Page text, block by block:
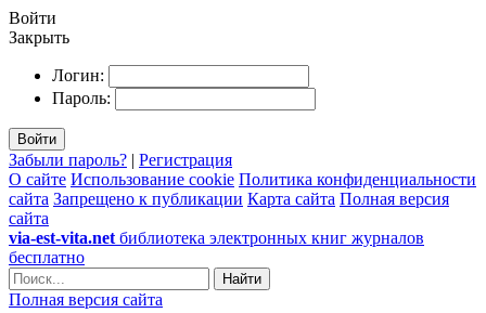
Войти
Закрыть
Логин:
Пароль:
Войти
Забыли пароль? | Регистрация
О сайте Использование cookie Политика конфиденциальности
сайта Запрещено к публикации Карта сайта Полная версия
сайта
via-est-vita.net библиотека электронных книг журналов
бесплатно
Найти
Полная версия сайта